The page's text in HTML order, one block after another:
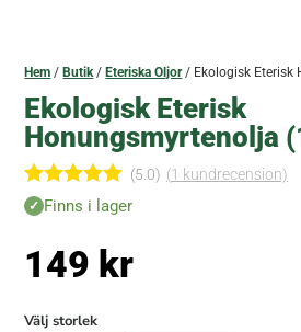
Hem / Butik/ Eteriska Oljor/ Ekologisk Eterisk
Ekologisk Eterisk
Honungsmyrtenolja
Betygsatt
5.00
kundrecen
sion
(5.0) (1 kundrecension)
Finns i lager
149 kr
Välj storlek